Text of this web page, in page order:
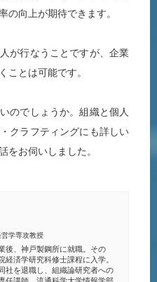
の向上が期待できます。
が行なうことですが、企業
ことは可能です。
のでしょうか。組織と個人
クラフティングにも詳しい
をお伺いしました。
学専攻教授
後、神戸製鋼所に就職。その
済学研究科修士課程に入学。
社を退職し、組織論研究者への